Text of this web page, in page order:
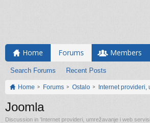
Home Forums
Search Forums Recent Posts
Members
Home Forums Ostalo Internet provideri,
Joomla
Discussion in 'Internet provideri, umrežavanje i web servisi